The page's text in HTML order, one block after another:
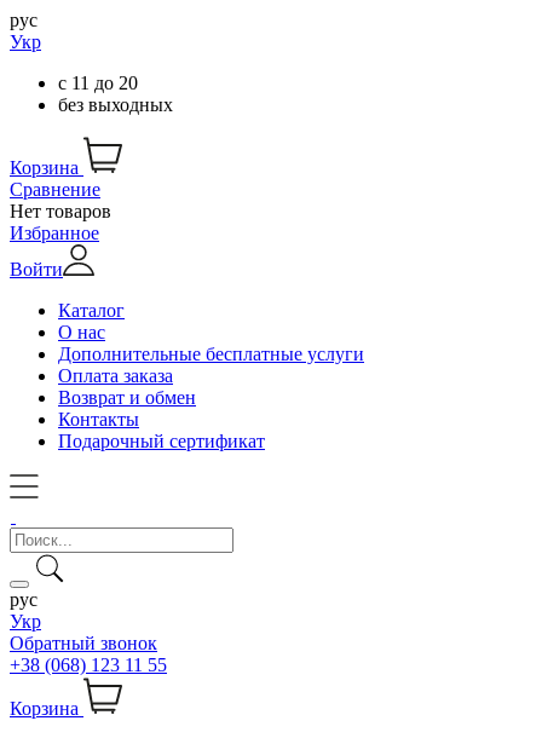
рус
Укр
с 11 до 20
без выходных
Корзина
Сравнение
Нет товаров
Избранное
Войти
Каталог
О нас
Дополнительные бесплатные услуги
Оплата заказа
Возврат и обмен
Контакты
Подарочный сертификат
рус
Укр
Обратный звонок
+38 (068) 123 11 55
Корзина